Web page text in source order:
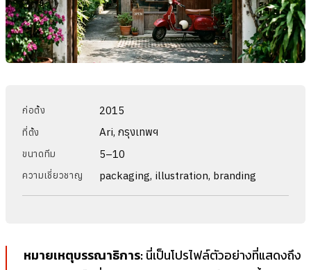
ก่อตั้ง 2015
ที่ตั้ง Ari, กรุงเทพฯ
ขนาดทีม 5–10
ความเชี่ยวชาญ packaging, illustration, branding
หมายเหตุบรรณาธิการ:นี่เป็นโปรไฟล์ตัวอย่างที่แสดงถึง